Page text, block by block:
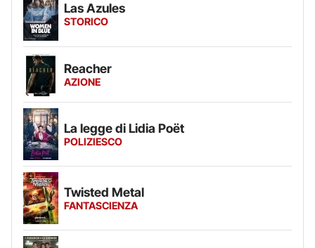
Las Azules
STORICO
Reacher
AZIONE
La legge di Lidia Poët
POLIZIESCO
Twisted Metal
FANTASCIENZA